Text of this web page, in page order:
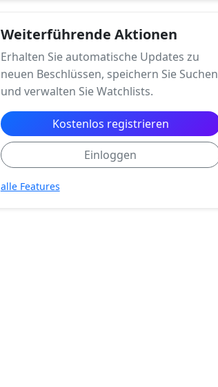
Weiterführende Aktionen
Erhalten Sie automatische Updates zu
neuen Beschlüssen, speichern Sie Suchen
und verwalten Sie Watchlists.
Kostenlos registrieren
Einloggen
alle Features